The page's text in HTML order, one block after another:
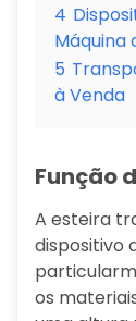
4
Máquina
5
à Venda
Função
A esteira
dispositivo
os